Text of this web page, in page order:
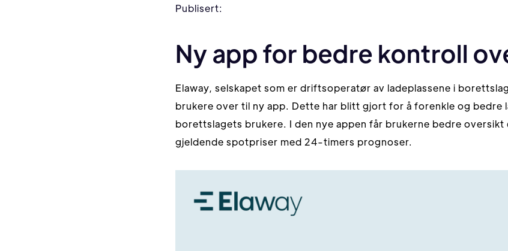
Publisert:
Ny app for bedre kontroll
Elaway, selskapet som er driftsoperatør av ladeplassene i
brukere over til ny app. Dette har blitt gjort for å forenkle og bedre
borettslagets brukere. I den nye appen får brukerne bedre oversikt
gjeldende spotpriser med 24-timers prognoser.